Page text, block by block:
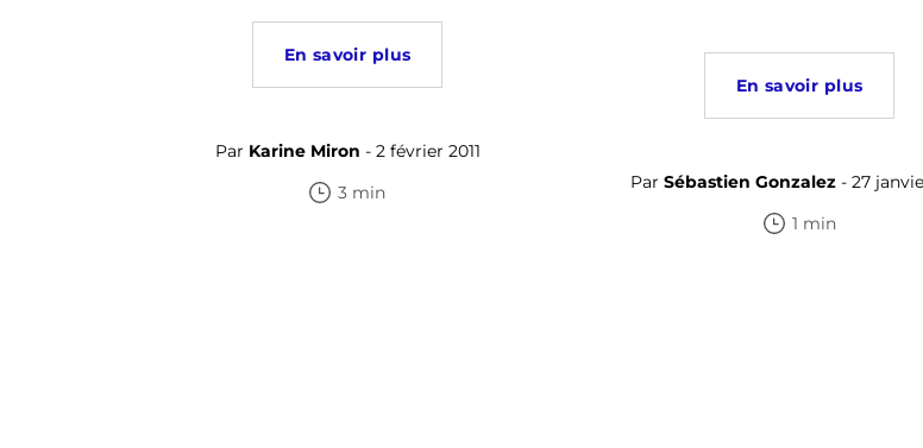
En savoir plus
Par Karine Miron - 2 février 2011
3 min
En savoir plus
Par Sébastien Gonzalez - 27
1 min